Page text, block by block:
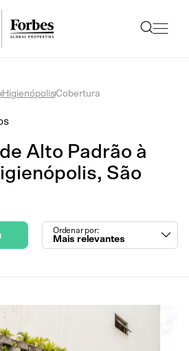
HigienópolisCobertura
Alto Padrão à
São
Ordenar por:
Mais relevantes